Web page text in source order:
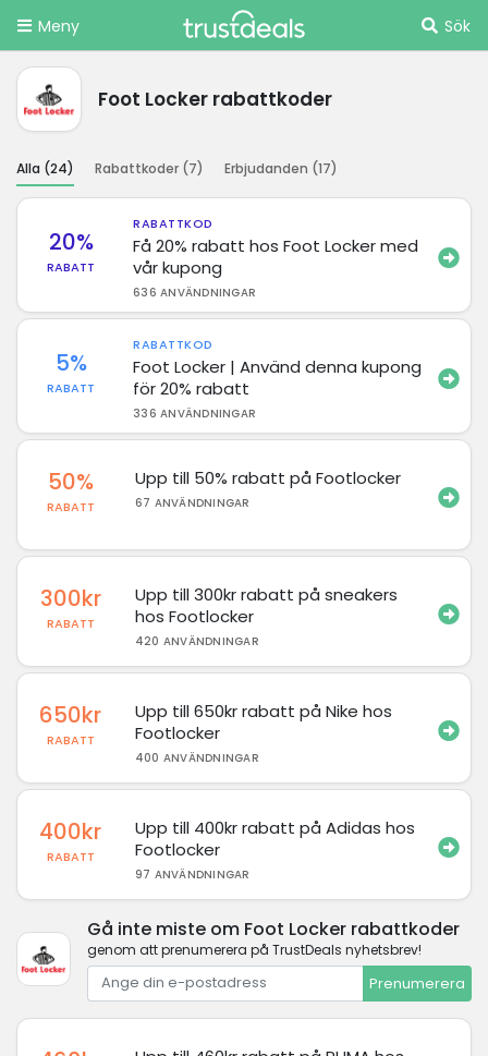
Meny Sök
Foot Locker rabattkoder
Alla (24) Rabattkoder (7) Erbjudanden (17)
20%
RABATT
RABATTKOD
Få 20% rabatt hos Foot Locker med
vår kupong
636 ANVÄNDNINGAR
5%
RABATT
RABATTKOD
Foot Locker | Använd denna kupong
för 20% rabatt
336 ANVÄNDNINGAR
50%
RABATT
Upp till 50% rabatt på Footlocker
67 ANVÄNDNINGAR
300kr
RABATT
Upp till 300kr rabatt på sneakers
hos Footlocker
420 ANVÄNDNINGAR
650kr
RABATT
Upp till 650kr rabatt på Nike hos
Footlocker
400 ANVÄNDNINGAR
400kr
RABATT
Upp till 400kr rabatt på Adidas hos
Footlocker
97 ANVÄNDNINGAR
Gå inte miste om Foot Locker rabattkoder
genom att prenumerera på TrustDeals nyhetsbrev!
Prenumerera